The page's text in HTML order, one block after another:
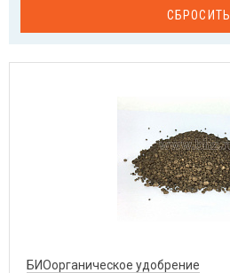
СБРОСИТЬ
БИОорганическое удобрение